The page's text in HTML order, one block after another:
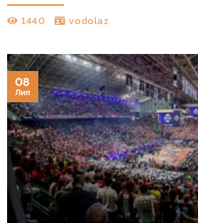
1440 vodolaz
08
Лип